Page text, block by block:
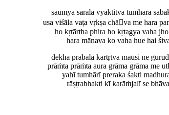
saumya sarala vyaktitva tumhārā
usa viśāla vaṭa vṛkṣa chāva me hara
ho kṛtārtha phira ho kṛtagya vaha
hara mānava ko vaha hue hai
dekha prabala kartṛtva maūsi ne
prāṁta prāṁta aura grāma grāma me
yahī tumhārī preraka śakti
rāṣṭrabhakti kī karāṁjalī se